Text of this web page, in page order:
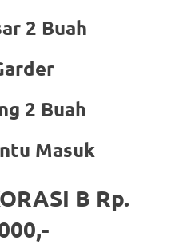
2 Buah
2 Buah
Masuk
B Rp.